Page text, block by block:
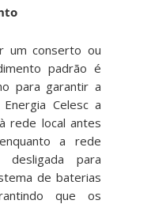
um conserto ou
padrão é
para garantir a
Celesc a
rede local antes
a rede
desligada para
de baterias
que os